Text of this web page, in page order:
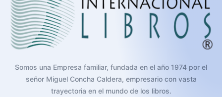
Somos una Empresa familiar, fundada en el año 1974 por el
señor Miguel Concha Caldera, empresario con vasta
trayectoria en el mundo de los libros.